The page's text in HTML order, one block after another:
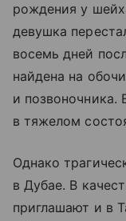
рождения у
девушка
восемь дней
найдена на
и позвоночника.
в тяжелом
Однако
в Дубае. В
приглашают и в